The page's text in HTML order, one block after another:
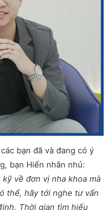
bạn đã và đang có ý
bạn Hiển nhắn nhủ:
về đơn vị nha khoa mà
thể, hãy tới nghe tư vấn
Thời gian tìm hiểu